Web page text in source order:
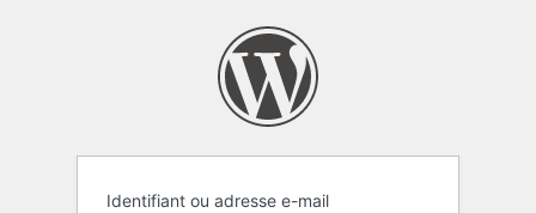
Identifiant ou adresse e-mail